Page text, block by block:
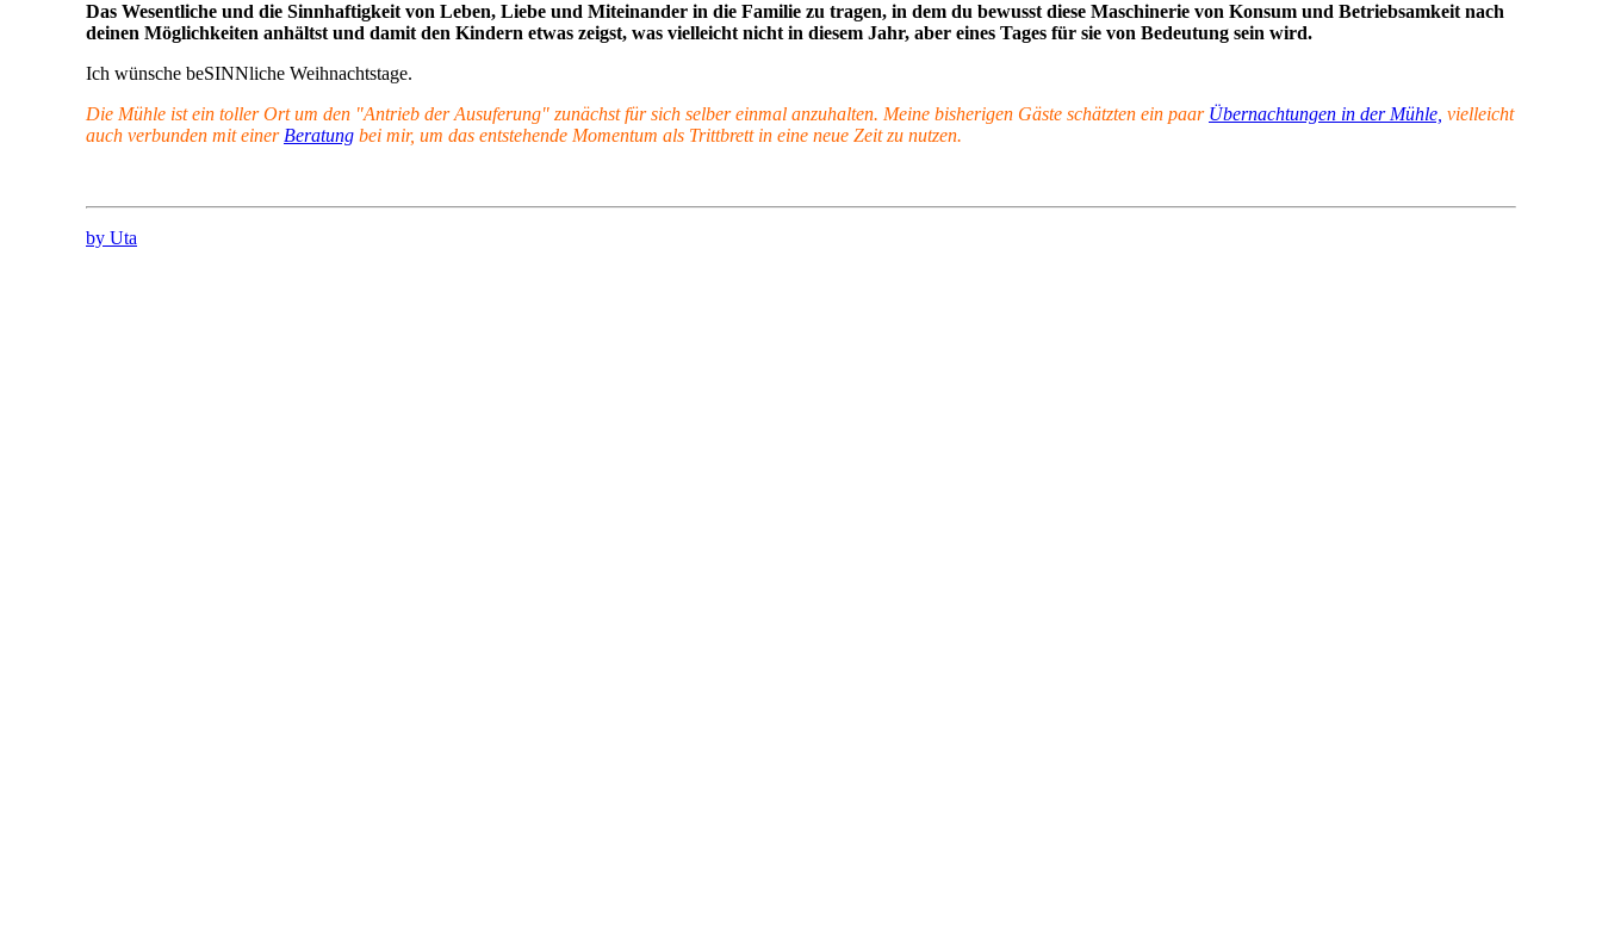
Das Wesentliche und die Sinnhaftigkeit von Leben, Liebe und Miteinander in die Familie zu tragen, in dem du bewusst diese Maschinerie von Konsum und Betriebsamkeit nach
deinen Möglichkeiten anhältst und damit den Kindern etwas zeigst, was vielleicht nicht in diesem Jahr, aber eines Tages für sie von Bedeutung sein wird.
Ich wünsche beSINNliche Weihnachtstage.
Die Mühle ist ein toller Ort um den "Antrieb der Ausuferung" zunächst für sich selber einmal anzuhalten. Meine bisherigen Gäste schätzten ein paar Übernachtungen in der Mühle, vielleicht
auch verbunden mit einer Beratung bei mir, um das entstehende Momentum als Trittbrett in eine neue Zeit zu nutzen.
by Uta